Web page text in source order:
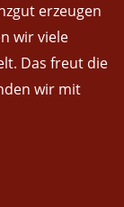
erzeugen
wir viele
Das freut die
wir mit